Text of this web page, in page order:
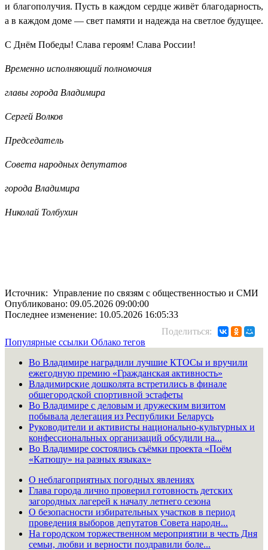
и благополучия. Пусть в каждом сердце живёт благодарность,
а в каждом доме — свет памяти и надежда на светлое будущее.
С Днём Победы! Слава героям! Слава России!
Временно исполняющий полномочия
главы города Владимира
Сергей Волков
Председатель
Совета народных депутатов
города Владимира
Николай Толбухин
Источник: Управление по связям с общественностью и СМИ
Опубликовано: 09.05.2026 09:00:00
Последнее изменение: 10.05.2026 16:05:33
Поделиться:
Популярные ссылки Облако тегов
Во Владимире наградили лучшие КТОСы и вручили
ежегодную премию «Гражданская активность»
Владимирские дошколята встретились в финале
общегородской спортивной эстафеты
Во Владимире с деловым и дружеским визитом
побывала делегация из Республики Беларусь
Руководители и активисты национально-культурных и
конфессиональных организаций обсудили на...
Во Владимире состоялись съёмки проекта «Поём
«Катюшу» на разных языках»
О неблагоприятных погодных явлениях
Глава города лично проверил готовность детских
загородных лагерей к началу летнего сезона
О безопасности избирательных участков в период
проведения выборов депутатов Совета народн...
На городском торжественном мероприятии в честь Дня
семьи, любви и верности поздравили боле...